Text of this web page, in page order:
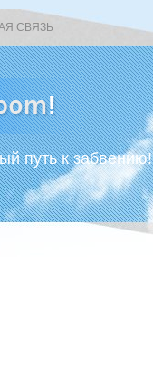
СВЯЗЬ
путь к